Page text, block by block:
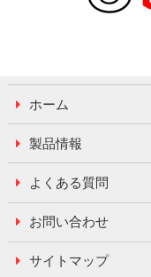
ホーム
製品情報
よくある質問
お問い合わせ
サイトマップ